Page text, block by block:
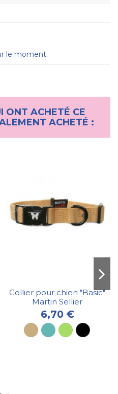
le moment.
ONT ACHETÉ CE
ACHETÉ :
Collier pour chien "Basic"
Martin Sellier
6,70 €